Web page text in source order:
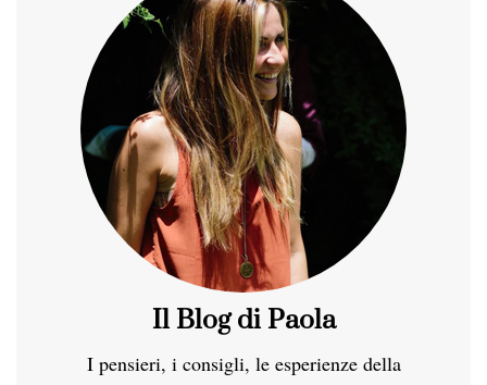
Il Blog di Paola
I pensieri, i consigli, le esperienze della